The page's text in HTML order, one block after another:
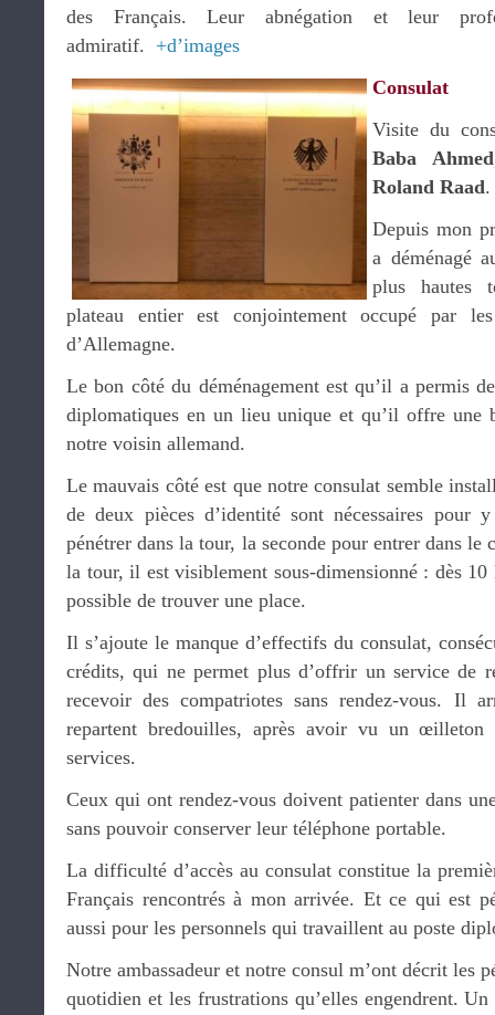
des Français. Leur abnégation et leur
admiratif. +d’images
Consulat
Visite du
Baba Ahmed
Roland Raad.
Depuis mon
a déménagé
plus hautes
plateau entier est conjointement occupé par
d’Allemagne.
Le bon côté du déménagement est qu’il a permis
diplomatiques en un lieu unique et qu’il offre une
notre voisin allemand.
Le mauvais côté est que notre consulat semble
de deux pièces d’identité sont nécessaires pour
pénétrer dans la tour, la seconde pour entrer dans le
la tour, il est visiblement sous-dimensionné : dès
possible de trouver une place.
Il s’ajoute le manque d’effectifs du consulat,
crédits, qui ne permet plus d’offrir un service de
recevoir des compatriotes sans rendez-vous. Il
repartent bredouilles, après avoir vu un œilleton
services.
Ceux qui ont rendez-vous doivent patienter dans
sans pouvoir conserver leur téléphone portable.
La difficulté d’accès au consulat constitue la
Français rencontrés à mon arrivée. Et ce qui est
aussi pour les personnels qui travaillent au poste
Notre ambassadeur et notre consul m’ont décrit les
quotidien et les frustrations qu’elles engendrent.